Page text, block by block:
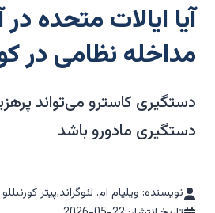
آیا ایالات متحده در
مداخله نظامی در
دستگیری کاسترو می‌تواند
دستگیری مادورو باشد
نویسنده: ویلیام ام. لئوگراند,پیتر کورنبللو